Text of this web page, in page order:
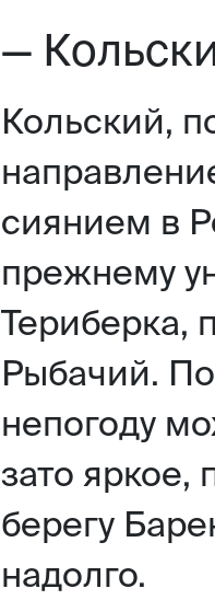
—
Кольский,
сиянием в
прежнему
Териберка,
Рыбачий.
непогоду
зато яркое,
берегу
надолго.